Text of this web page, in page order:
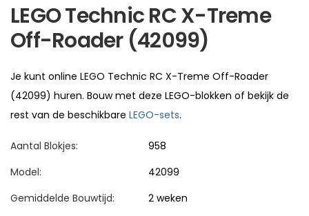
LEGO Technic RC X-Treme
Off-Roader (42099)
Je kunt online LEGO Technic RC X-Treme Off-Roader
(42099) huren. Bouw met deze LEGO-blokken of bekijk de
rest van de beschikbare LEGO-sets.
Aantal Blokjes:
958
Model:
42099
Gemiddelde Bouwtijd:
2 weken